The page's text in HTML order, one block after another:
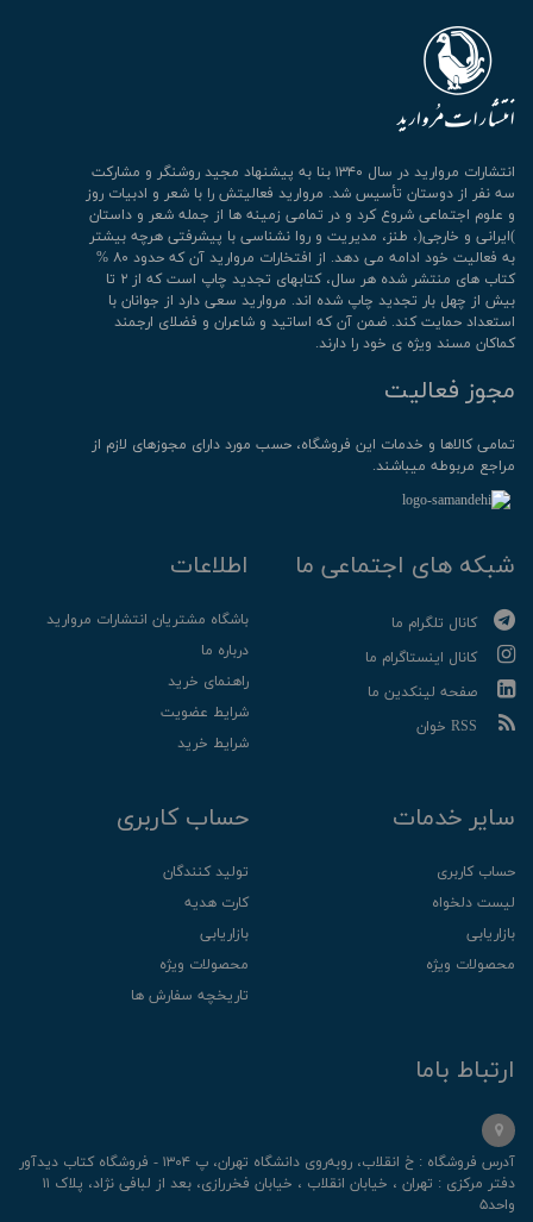
انتشارات مروارید در سال ۱۳۴۰ بنا به پیشنهاد مجید روشنگر و مشارکت
سه نفر از دوستان تأسیس شد. مروارید فعالیتش را با شعر و ادبیات روز
و علوم اجتماعی شروع کرد و در تمامی زمینه ها از جمله شعر و داستان
)ایرانی و خارجی(، طنز، مدیریت و روا نشناسی با پیشرفتی هرچه بیشتر
به فعالیت خود ادامه می دهد. از افتخارات مروارید آن که حدود ۸۰ %
کتاب های منتشر شده هر سال، کتابهای تجدید چاپ است که از ۲ تا
بیش از چهل بار تجدید چاپ شده اند. مروارید سعی دارد از جوانان با
استعداد حمایت کند. ضمن آن که اساتید و شاعران و فضلای ارجمند
کماکان مسند ویژه ی خود را دارند.
مجوز فعالیت
تمامی كالاها و خدمات این فروشگاه، حسب مورد دارای مجوزهای لازم از
مراجع مربوطه میباشند.
شبکه های اجتماعی ما
کانال تلگرام ما
کانال اینستاگرام ما
صفحه لینکدین ما
RSS خوان
اطلاعات
باشگاه مشتریان انتشارات مروارید
درباره ما
راهنمای خرید
شرایط عضویت
شرایط خرید
سایر خدمات
حساب کاربری
لیست دلخواه
بازاریابی
محصولات ویژه
حساب کاربری
تولید کنندگان
کارت هدیه
بازاریابی
محصولات ویژه
تاریخچه سفارش ها
ارتباط باما
آدرس فروشگاه : خ انقلاب، رو‌به‌روی دانشگاه تهران، پ ۱۳۰۴ - فروشگاه کتاب دیدآور
دفتر مرکزی : تهران ، خیابان انقلاب ، خیابان فخررازی، بعد از لبافی نژاد، پلاک ۱۱
واحد۵